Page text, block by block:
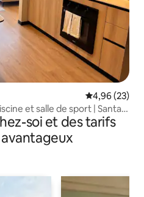
Évaluation
4,96 (23)
et salle de sport | Santa
soi et des tarifs